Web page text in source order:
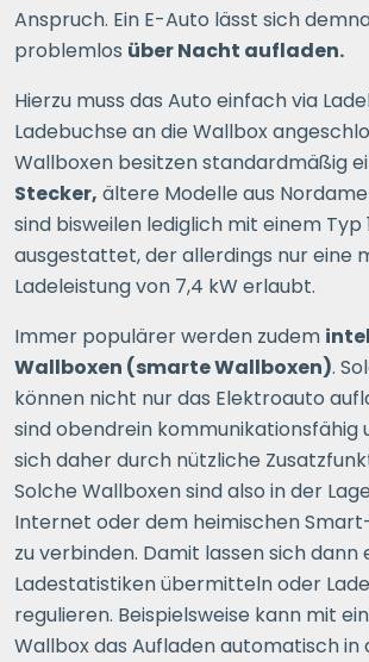
Anspruch. Ein E-Auto lässt sich
problemlos über Nacht aufladen.
Hierzu muss das Auto einfach via
Ladebuchse an die Wallbox
Wallboxen besitzen standardmäßig
Stecker, ältere Modelle aus
sind bisweilen lediglich mit einem Typ
ausgestattet, der allerdings nur eine
Ladeleistung von 7,4 kW erlaubt.
Immer populärer werden zudem
Wallboxen (smarte Wallboxen).
können nicht nur das Elektroauto
sind obendrein kommunikationsfähig
sich daher durch nützliche
Solche Wallboxen sind also in der
Internet oder dem heimischen
zu verbinden. Damit lassen sich dann
Ladestatistiken übermitteln oder
regulieren. Beispielsweise kann mit
Wallbox das Aufladen automatisch in